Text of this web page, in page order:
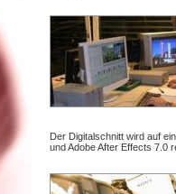
Der Digitalschnitt wird auf
und Adobe After Effects 7.0